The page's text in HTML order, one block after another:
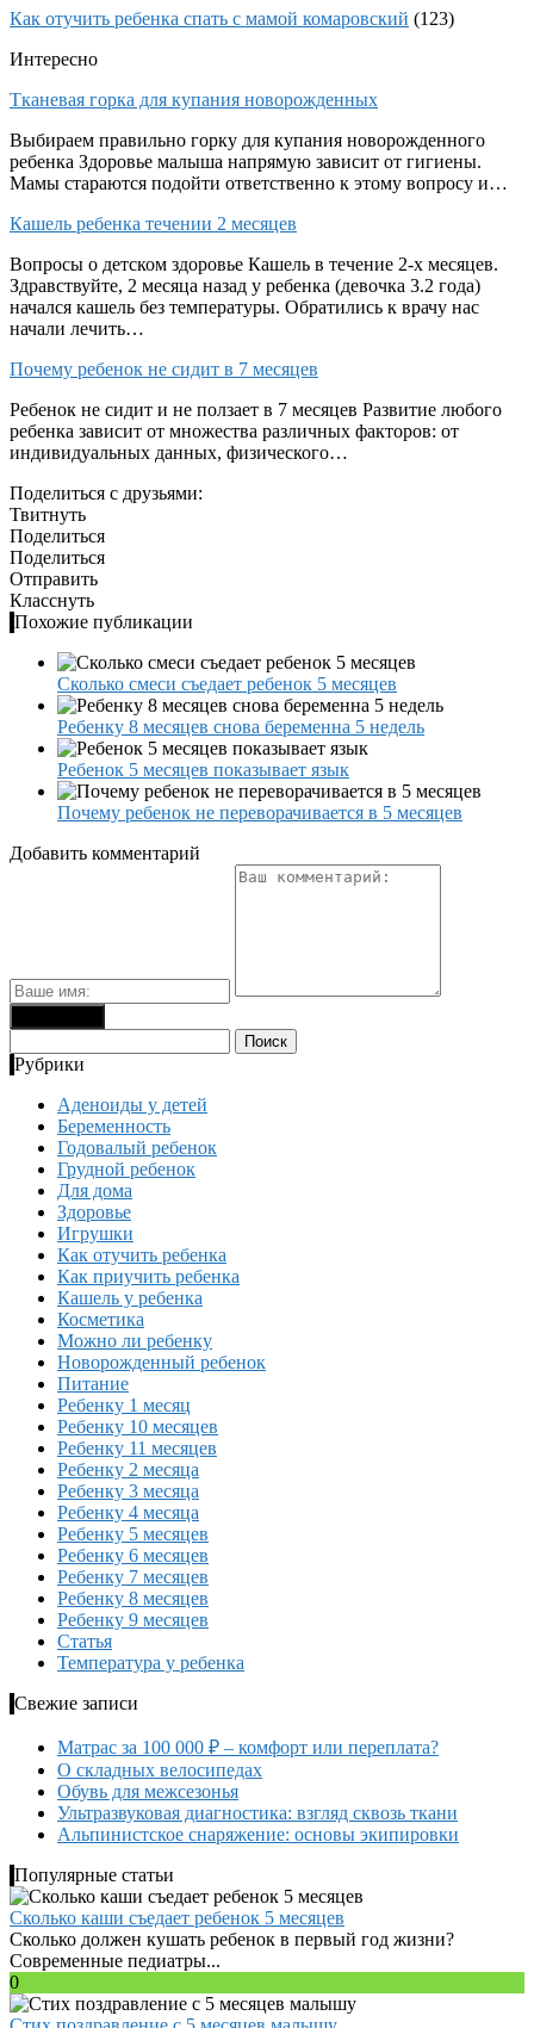
Как отучить ребенка спать с мамой комаровский (123)
Интересно
Тканевая горка для купания новорожденных
Выбираем правильно горку для купания новорожденного
ребенка Здоровье малыша напрямую зависит от гигиены.
Мамы стараются подойти ответственно к этому вопросу и…
Кашель ребенка течении 2 месяцев
Вопросы о детском здоровье Кашель в течение 2-х месяцев.
Здравствуйте, 2 месяца назад у ребенка (девочка 3.2 года)
начался кашель без температуры. Обратились к врачу нас
начали лечить…
Почему ребенок не сидит в 7 месяцев
Ребенок не сидит и не ползает в 7 месяцев Развитие любого
ребенка зависит от множества различных факторов: от
индивидуальных данных, физического…
Поделиться с друзьями:
Твитнуть
Поделиться
Поделиться
Отправить
Класснуть
Похожие публикации
Сколько смеси съедает ребенок 5 месяцев
Ребенку 8 месяцев снова беременна 5 недель
Ребенок 5 месяцев показывает язык
Почему ребенок не переворачивается в 5 месяцев
Добавить комментарий
Рубрики
Аденоиды у детей
Беременность
Годовалый ребенок
Грудной ребенок
Для дома
Здоровье
Игрушки
Как отучить ребенка
Как приучить ребенка
Кашель у ребенка
Косметика
Можно ли ребенку
Новорожденный ребенок
Питание
Ребенку 1 месяц
Ребенку 10 месяцев
Ребенку 11 месяцев
Ребенку 2 месяца
Ребенку 3 месяца
Ребенку 4 месяца
Ребенку 5 месяцев
Ребенку 6 месяцев
Ребенку 7 месяцев
Ребенку 8 месяцев
Ребенку 9 месяцев
Статья
Температура у ребенка
Свежие записи
Матрас за 100 000 ₽ – комфорт или переплата?
О складных велосипедах
Обувь для межсезонья
Ультразвуковая диагностика: взгляд сквозь ткани
Альпинистское снаряжение: основы экипировки
Популярные статьи
Сколько каши съедает ребенок 5 месяцев
Сколько должен кушать ребенок в первый год жизни?
Современные педиатры...
0